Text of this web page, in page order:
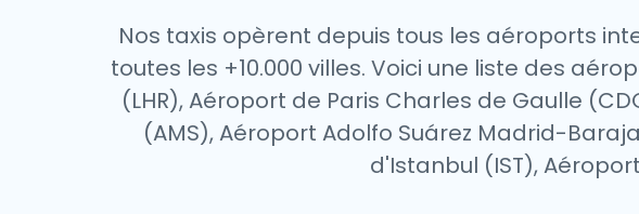
Nos taxis opèrent depuis tous les aéroports
toutes les +10.000 villes. Voici une liste des
(LHR), Aéroport de Paris Charles de Gaulle
(AMS), Aéroport Adolfo Suárez Madrid-
d'Istanbul (IST),